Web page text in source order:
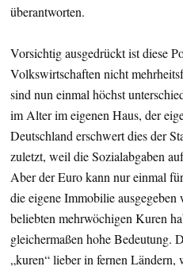
überantworten.
Vorsichtig ausgedrückt ist diese
Volkswirtschaften nicht
sind nun einmal höchst
im Alter im eigenen Haus, der
Deutschland erschwert dies der
zuletzt, weil die Sozialabgaben
Aber der Euro kann nur einmal
die eigene Immobilie
beliebten mehrwöchigen Kuren
gleichermaßen hohe Bedeutung.
„kuren“ lieber in fernen